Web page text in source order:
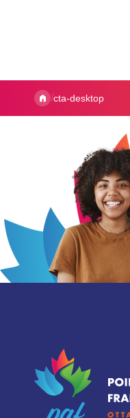
/cta-desktop